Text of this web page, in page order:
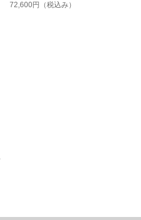
72,600円 （税込み）